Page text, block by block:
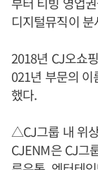
디지털뮤직이
2018년 CJ오쇼
021년 부문의
했다.
△CJ그룹 내 위
CJENM은 CJ그